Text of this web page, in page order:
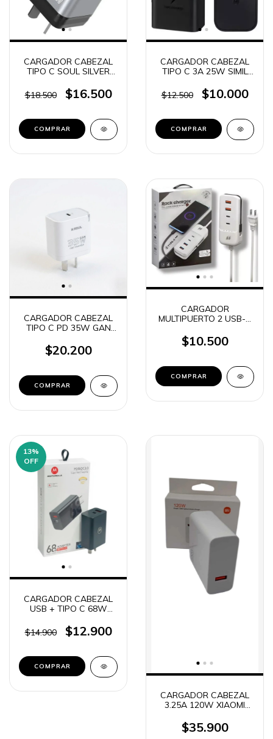
CARGADOR CABEZAL
TIPO C SOUL SILVER
$18.500
$16.500
CARGADOR CABEZAL
TIPO C 3A 25W SIMIL
$12.500
$10.000
CARGADOR CABEZAL
TIPO C PD 35W GAN
$20.200
CARGADOR
MULTIPUERTO 2 USB-A
MACHO A 220V RACK
CHARGER (9354)
$10.500
13%
OFF
CARGADOR CABEZAL
USB + TIPO C 68W
$14.900
$12.900
CARGADOR CABEZAL
3.25A 120W XIAOMI
$35.900